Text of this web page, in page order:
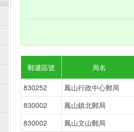
郵遞區號 局名
830252 鳳山行政中心郵局
830002
鳳山鎮北郵局
830002
鳳山文山郵局